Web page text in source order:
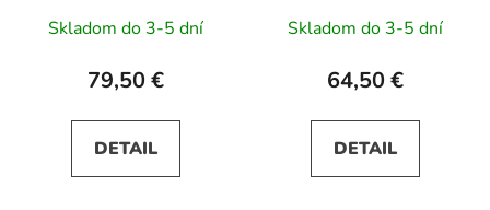
Skladom do 3-5 dní
79,50 €
DETAIL
rukávmi - vínové
Skladom do 3-5 dní
64,50 €
DETAIL